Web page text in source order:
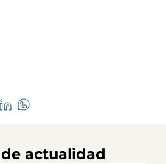
actualidad